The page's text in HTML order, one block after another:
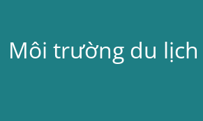
Môi trường du lịch